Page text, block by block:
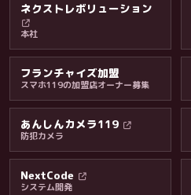
料金・保証・ご案内
ネクストレボリューション
本社
フランチャイズ加盟
スマホ119の加盟店オーナー募集
あんしんカメラ119
防犯カメラ
NextCode
システム開発